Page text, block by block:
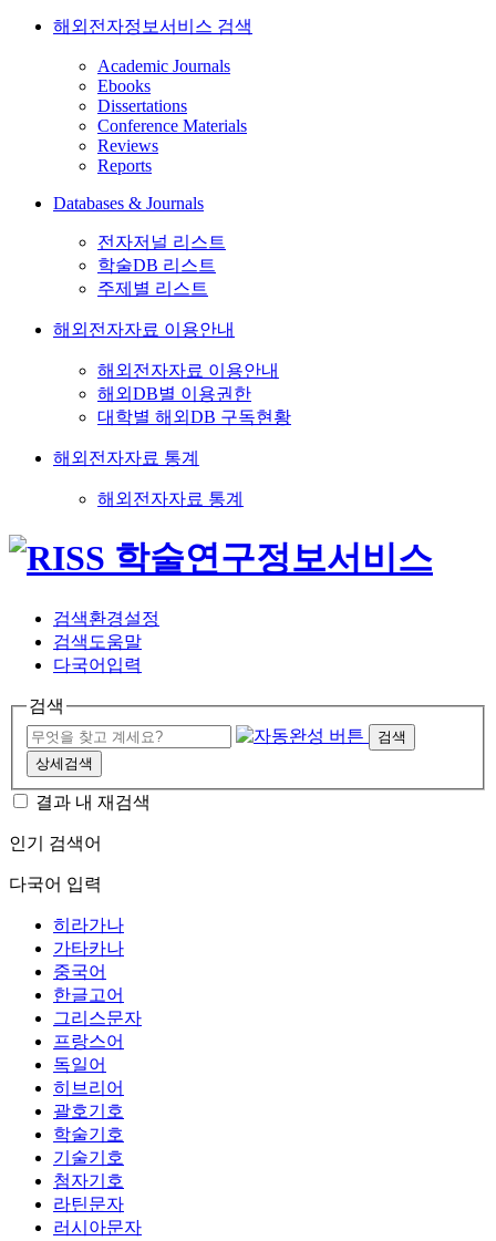
해외전자정보서비스 검색
Academic Journals
Ebooks
Dissertations
Conference Materials
Reviews
Reports
Databases & Journals
전자저널 리스트
학술DB 리스트
주제별 리스트
해외전자자료 이용안내
해외전자자료 이용안내
해외DB별 이용권한
대학별 해외DB 구독현황
해외전자자료 통계
해외전자자료 통계
검색환경설정
검색도움말
다국어입력
검색
검색
상세검색
결과 내 재검색
인기 검색어
다국어 입력
히라가나
가타카나
중국어
한글고어
그리스문자
프랑스어
독일어
히브리어
괄호기호
학술기호
기술기호
첨자기호
라틴문자
러시아문자